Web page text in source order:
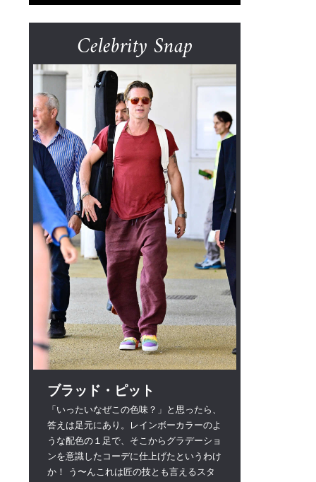
Celebrity Snap
ブラッド・ピット
「いったいなぜこの色味？」と思ったら、
答えは足元にあり。レインボーカラーのよ
うな配色の１足で、そこからグラデーショ
ンを意識したコーデに仕上げたというわけ
か！ う〜んこれは匠の技とも言えるスタ